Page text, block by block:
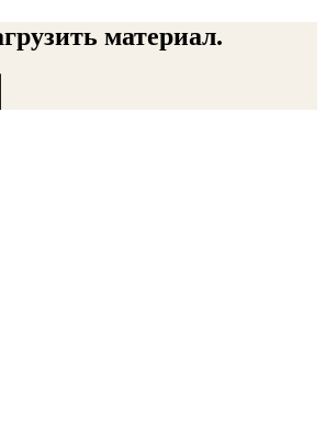
материал.